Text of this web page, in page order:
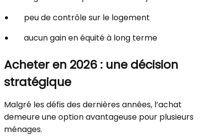
peu de contrôle sur le logement
aucun gain en équité à long terme
Acheter en 2026 : une décision
stratégique
Malgré les défis des dernières années, l’achat
demeure une option avantageuse pour plusieurs
ménages.